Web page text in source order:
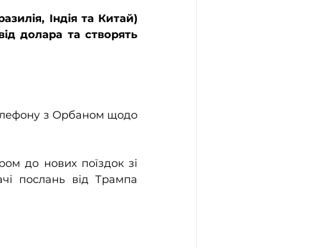
Індія та Китай)
долара та створять
з Орбаном щодо
до нових поїздок зі
послань від Трампа